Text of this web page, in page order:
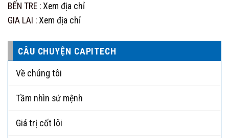
BẾN TRE : Xem địa chỉ
GIA LAI : Xem địa chỉ
CÂU CHUYỆN CAPITECH
Về chúng tôi
Tầm nhìn sứ mệnh
Giá trị cốt lõi